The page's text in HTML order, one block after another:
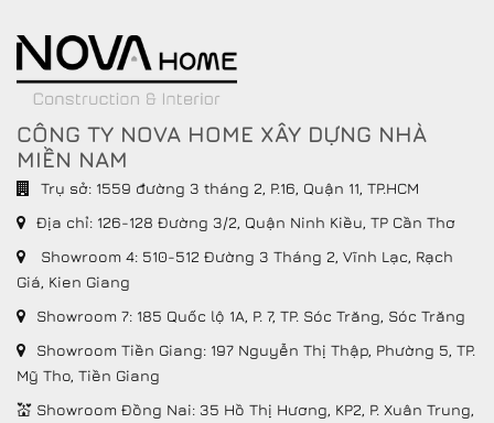
CÔNG TY NOVA HOME XÂY DỰNG NHÀ
MIỀN NAM
Trụ sở: 1559 đường 3 tháng 2, P.16, Quận 11, TP.HCM
Địa chỉ: 126-128 Đường 3/2, Quận Ninh Kiều, TP Cần Thơ
Showroom 4: 510-512 Đường 3 Tháng 2, Vĩnh Lạc, Rạch
Giá, Kien Giang
Showroom 7: 185 Quốc lộ 1A, P. 7, TP. Sóc Trăng, Sóc Trăng
Showroom Tiền Giang: 197 Nguyễn Thị Thập, Phường 5, TP.
Mỹ Tho, Tiền Giang
💒 Showroom Đồng Nai: 35 Hồ Thị Hương, KP2, P. Xuân Trung,